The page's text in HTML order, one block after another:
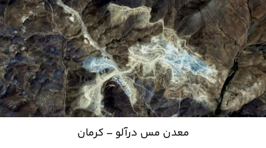
معدن مس درآلو – کرمان